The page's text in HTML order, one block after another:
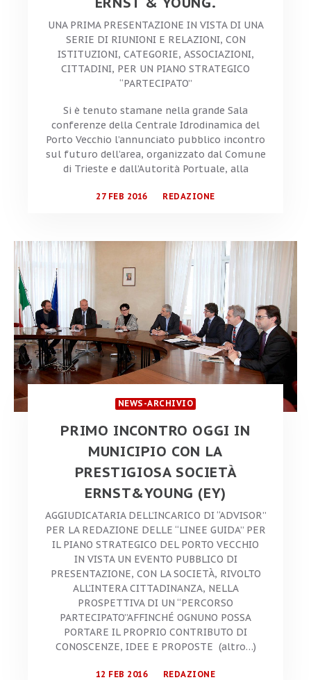
UNA PRIMA PRESENTAZIONE IN VISTA DI UNA
SERIE DI RIUNIONI E RELAZIONI, CON
ISTITUZIONI, CATEGORIE, ASSOCIAZIONI,
CITTADINI, PER UN PIANO STRATEGICO
“PARTECIPATO”
Si è tenuto stamane nella grande Sala
conferenze della Centrale Idrodinamica del
Porto Vecchio l’annunciato pubblico incontro
sul futuro dell’area, organizzato dal Comune
di Trieste e dall’Autorità Portuale, alla
27 FEB 2016 REDAZIONE
NEWS-ARCHIVIO
PRIMO INCONTRO OGGI IN
MUNICIPIO CON LA
PRESTIGIOSA SOCIETÀ
ERNST&YOUNG (EY)
AGGIUDICATARIA DELL’INCARICO DI “ADVISOR”
PER LA REDAZIONE DELLE “LINEE GUIDA” PER
IL PIANO STRATEGICO DEL PORTO VECCHIO
IN VISTA UN EVENTO PUBBLICO DI
PRESENTAZIONE, CON LA SOCIETÀ, RIVOLTO
ALL’INTERA CITTADINANZA, NELLA
PROSPETTIVA DI UN “PERCORSO
PARTECIPATO”AFFINCHÉ OGNUNO POSSA
PORTARE IL PROPRIO CONTRIBUTO DI
CONOSCENZE, IDEE E PROPOSTE (altro…)
12 FEB 2016 REDAZIONE